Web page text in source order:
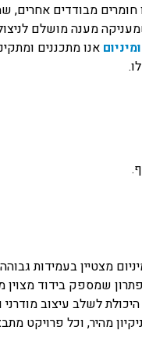
חומרים מבודדים
מענה מושלם
אנו מתכננים
מצטיין בעמידות
שמספק בידוד מצוין
לשלב עיצוב
מהיר, וכל פרויקט